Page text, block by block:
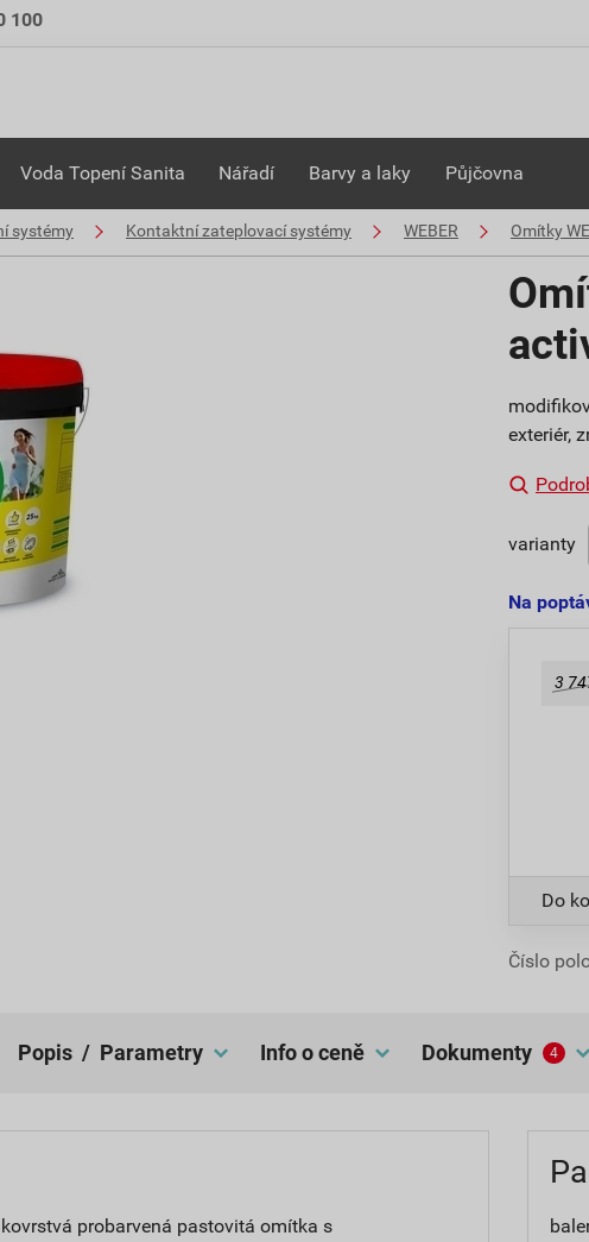
100
Voda Topení Sanita Nářadí Barvy a laky Půjčovna
systémy Kontaktní zateplovací systémy WEBER Omítky
exteriér,
varianty
Na
3
Do
Číslo
popis / Parametry Info o ceně dokumenty 4
probarvená pastovitá omítka s